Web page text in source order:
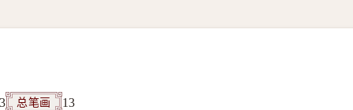
3 总笔画
13